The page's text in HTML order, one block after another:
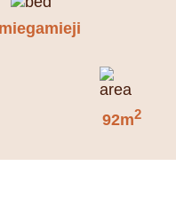
92m2